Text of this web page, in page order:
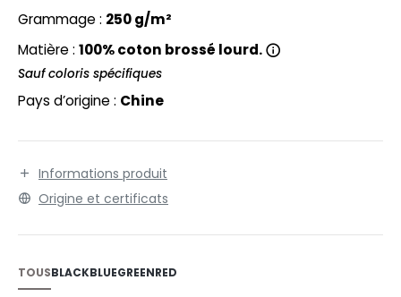
LABEL / TEAR AWAY
OF THE LOOM
OF THE LOOM VINTAGE
(fermeture) et 10x6cm (côtés).
Grammage : 250 g/m²
Matière : 100% coton brossé lourd.
Sauf coloris spécifiques
Pays d’origine : Chine
Informations produit
Origine et certificats
TOUSBLACKBLUEGREENRED